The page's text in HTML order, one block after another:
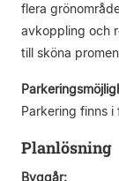
flera
avkoppling och
till sköna
Parkering finns i
Planlösning
Byggår: